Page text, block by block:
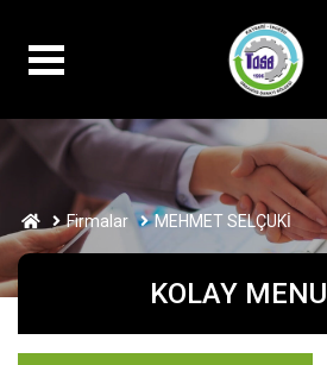
Firmalar MEHMET SELÇUKİ
KOLAY MENU